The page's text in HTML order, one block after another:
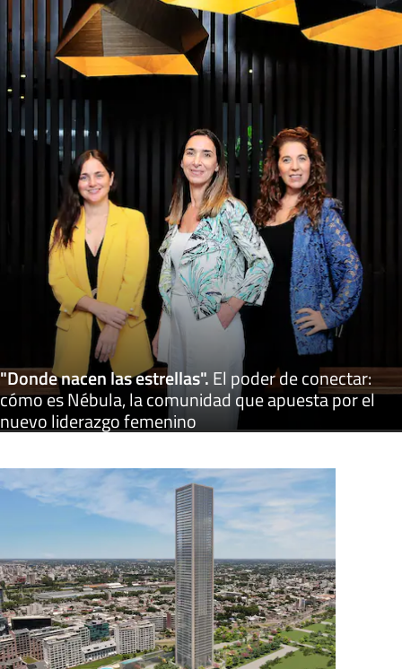
"Donde nacen las estrellas".El poder de conectar:
cómo es Nébula, la comunidad que apuesta por el
nuevo liderazgo femenino